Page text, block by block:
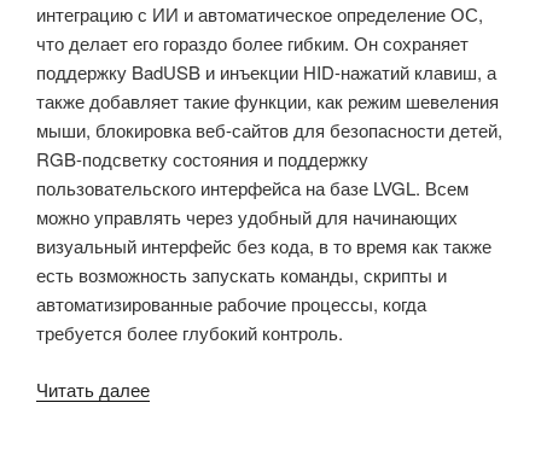
интеграцию с ИИ и автоматическое определение ОС,
что делает его гораздо более гибким. Он сохраняет
поддержку BadUSB и инъекции HID-нажатий клавиш, а
также добавляет такие функции, как режим шевеления
мыши, блокировка веб-сайтов для безопасности детей,
RGB-подсветку состояния и поддержку
пользовательского интерфейса на базе LVGL. Всем
можно управлять через удобный для начинающих
визуальный интерфейс без кода, в то время как также
есть возможность запускать команды, скрипты и
автоматизированные рабочие процессы, когда
требуется более глубокий контроль.
Читать далее«Инструмент